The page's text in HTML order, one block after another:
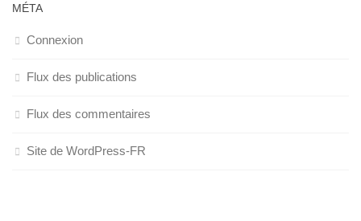
MÉTA
Connexion
Flux des publications
Flux des commentaires
Site de WordPress-FR